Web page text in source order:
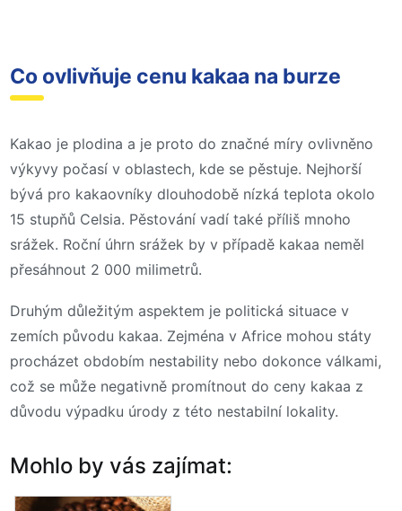
Co ovlivňuje cenu kakaa na burze
Kakao je plodina a je proto do značné míry ovlivněno
výkyvy počasí v oblastech, kde se pěstuje. Nejhorší
bývá pro kakaovníky dlouhodobě nízká teplota okolo
15 stupňů Celsia. Pěstování vadí také příliš mnoho
srážek. Roční úhrn srážek by v případě kakaa neměl
přesáhnout 2 000 milimetrů.
Druhým důležitým aspektem je politická situace v
zemích původu kakaa. Zejména v Africe mohou státy
procházet obdobím nestability nebo dokonce válkami,
což se může negativně promítnout do ceny kakaa z
důvodu výpadku úrody z této nestabilní lokality.
Mohlo by vás zajímat: